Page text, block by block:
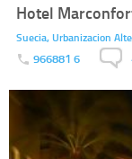
Hotel
Suecia, Urbanizacion
966881 6